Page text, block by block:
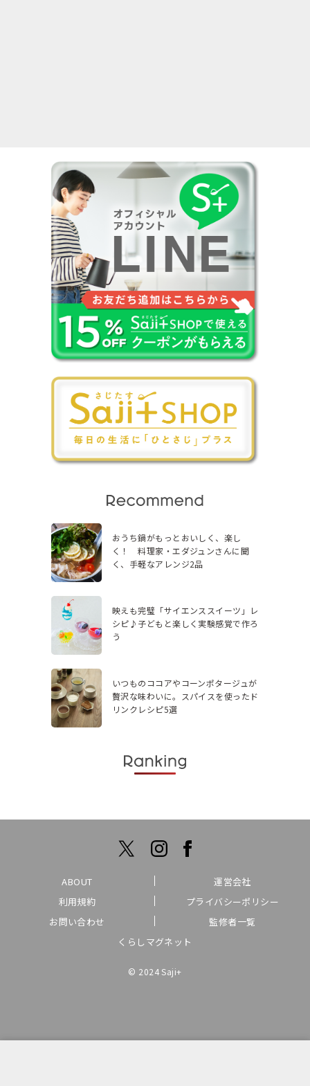
おうち鍋がもっとおいしく、楽し
く！ 料理家・エダジュンさんに聞
く、手軽なアレンジ2品
映えも完璧「サイエンススイーツ」レ
シピ♪子どもと楽しく実験感覚で作ろ
う
いつものココアやコーンポタージュが
贅沢な味わいに。スパイスを使ったド
リンクレシピ5選
ABOUT
運営会社
利用規約
プライバシーポリシー
お問い合わせ
監修者一覧
くらしマグネット
© 2024 Saji+